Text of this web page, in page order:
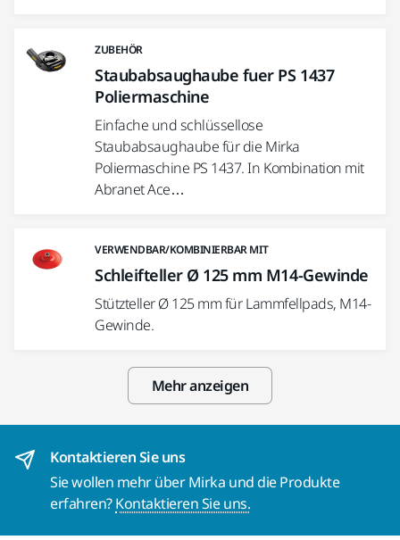
ZUBEHÖR
Staubabsaughaube fuer PS 1437
Poliermaschine
Einfache und schlüssellose
Staubabsaughaube für die Mirka
Poliermaschine PS 1437. In Kombination mit
Abranet Ace…
VERWENDBAR/KOMBINIERBAR MIT
Schleifteller Ø 125 mm M14-Gewinde
Stützteller Ø 125 mm für Lammfellpads, M14-
Gewinde.
Mehr anzeigen
Kontaktieren Sie uns
Sie wollen mehr über Mirka und die Produkte
erfahren?Kontaktieren Sie uns.